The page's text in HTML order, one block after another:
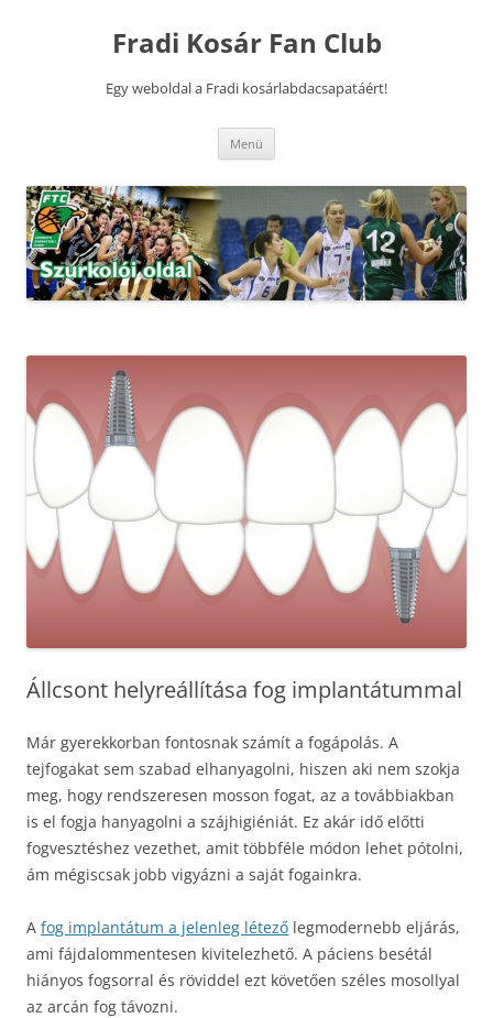
Fradi Kosár Fan Club
Egy weboldal a Fradi kosárlabdacsapatáért!
Menü
Állcsont helyreállítása fog implantátummal
Már gyerekkorban fontosnak számít a fogápolás. A
tejfogakat sem szabad elhanyagolni, hiszen aki nem szokja
meg, hogy rendszeresen mosson fogat, az a továbbiakban
is el fogja hanyagolni a szájhigiéniát. Ez akár idő előtti
fogvesztéshez vezethet, amit többféle módon lehet pótolni,
ám mégiscsak jobb vigyázni a saját fogainkra.
A fog implantátum a jelenleg létező legmodernebb eljárás,
ami fájdalommentesen kivitelezhető. A páciens besétál
hiányos fogsorral és röviddel ezt követően széles mosollyal
az arcán fog távozni.